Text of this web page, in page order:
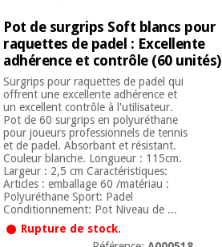
Académie
Tech
Fisaude
Armoires
thérapeutiques
Matériel de
protection
essentiel
pour les
coronavirus
Aérobic,
fitness
et
pilates
Outlet
Académie
Tech
Fisaude
chinoise
Mobilier
clinique
Armoires
thérapeutiques
Matériel de
protection
Pot de surgrips Soft blancs pour
raquettes de padel : Excellente
adhérence et contrôle (60 unités)
Surgrips pour raquettes de padel qui
offrent une excellente adhérence et
un excellent contrôle à l'utilisateur.
Pot de 60 surgrips en polyuréthane
pour joueurs professionnels de tennis
et de padel. Absorbant et résistant.
Couleur blanche. Longueur : 115cm.
Largeur : 2,5 cm Caractéristiques:
Articles : emballage 60 /matériau :
Polyuréthane Sport: Padel
Conditionnement: Pot Niveau de ...
Rupture de stock.